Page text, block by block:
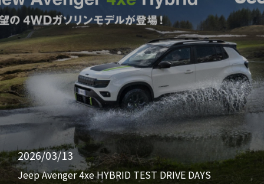
2026/03/13
Jeep Avenger 4xe HYBRID TEST DRIVE DAYS